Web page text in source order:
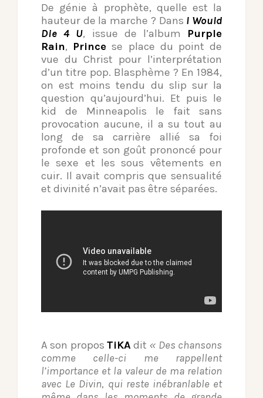
De génie à prophète, quelle est la
hauteur de la marche ? Dans I Would
Die 4 U, issue de l’album Purple
Rain, Prince se place du point de
vue du Christ pour l’interprétation
d’un titre pop. Blasphème ? En 1984,
on est moins tendu du slip sur la
question qu’aujourd’hui. Et puis le
kid de Minneapolis le fait sans
provocation aucune, il a su tout au
long de sa carrière allié sa foi
profonde et son goût prononcé pour
le sexe et les sous vêtements en
cuir. Il avait compris que sensualité
et divinité n’avait pas être séparées.
A son propos TiKAdit « Des chansons
comme celle-ci me rappellent
l’importance et la valeur de ma relation
avec Le Divin, qui reste inébranlable et